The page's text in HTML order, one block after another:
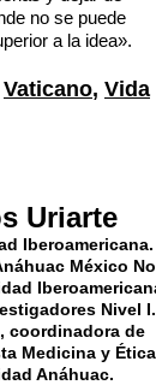
no se puede
a la idea».
Vaticano, Vida
Uriarte
Iberoamericana.
México
Nivel I.
coordinadora de
Medicina y Ética
Anáhuac.